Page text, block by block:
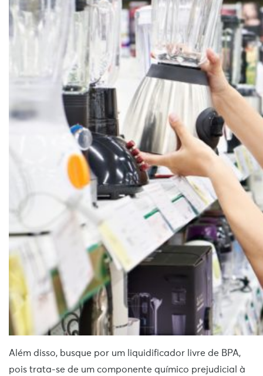
Além disso, busque por um liquidificador livre de BPA,
pois trata-se de um componente químico prejudicial à